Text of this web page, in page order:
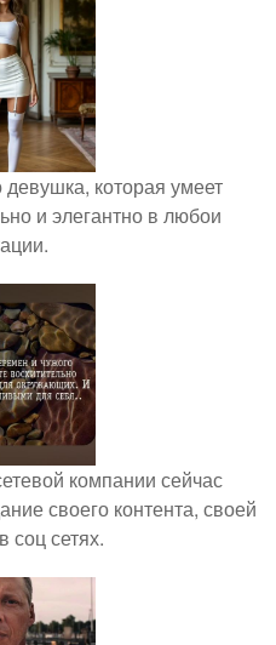
которая умеет
и элегантно в любои
компании сейчас
своего контента, своей
соц сетях.